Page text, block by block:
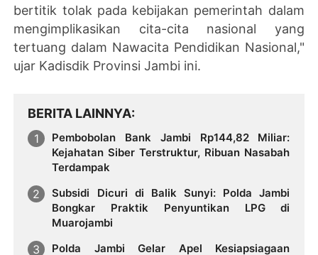
bertitik tolak pada kebijakan pemerintah dalam
mengimplikasikan cita-cita nasional yang
tertuang dalam Nawacita Pendidikan Nasional,"
ujar Kadisdik Provinsi Jambi ini.
BERITA LAINNYA
Pembobolan Bank Jambi Rp144,82 Miliar:
Kejahatan Siber Terstruktur, Ribuan Nasabah
Terdampak
Subsidi Dicuri di Balik Sunyi: Polda Jambi
Bongkar Praktik Penyuntikan LPG di
Muarojambi
Polda Jambi Gelar Apel Kesiapsiagaan